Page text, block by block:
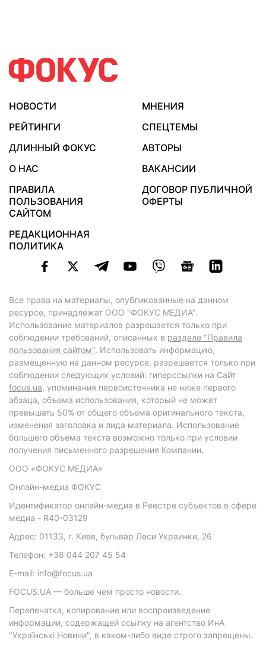
НОВОСТИ
МНЕНИЯ
РЕЙТИНГИ
СПЕЦТЕМЫ
ДЛИННЫЙ ФОКУС
АВТОРЫ
О НАС
ВАКАНСИИ
ПРАВИЛА
ПОЛЬЗОВАНИЯ
САЙТОМ
ДОГОВОР ПУБЛИЧНОЙ
ОФЕРТЫ
РЕДАКЦИОННАЯ
ПОЛИТИКА
Все права на материалы, опубликованные на данном
ресурсе, принадлежат ООО "ФОКУС МЕДИА".
Использование материалов разрешается только при
соблюдении требований, описанных в разделе "Правила
пользования сайтом". Использовать информацию,
размещенную на данном ресурсе, разрешается только при
соблюдении следующих условий: гиперссылки на Сайт
focus.ua, упоминания первоисточника не ниже первого
абзаца, объема использования, который не может
превышать 50% от общего объема оригинального текста,
изменения заголовка и лида материала. Использование
большего объема текста возможно только при условии
получения письменного разрешения Компании.
ООО «ФОКУС МЕДИА»
Онлайн-медиа ФОКУС
Идентификатор онлайн-медиа в Реестре субъектов в сфере
медиа - R40-03129
Адрес: 01133, г. Киев, бульвар Леси Украинки, 26
Телефон: +38 044 207 45 54
E-mail: info@focus.ua
FOCUS.UA — больше чем просто новости.
Перепечатка, копирование или воспроизведение
информации, содержащей ссылку на агентство ИнА
"Українські Новини", в каком-либо виде строго запрещены.